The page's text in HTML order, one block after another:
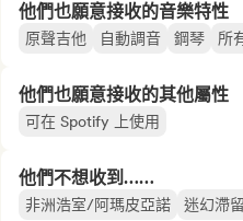
他們也願意接收的音樂特性
原聲吉他 自動調音 鋼琴 所
他們也願意接收的其他屬性
可在 Spotify 上使用
他們不想收到……
非洲浩室/阿瑪皮亞諾 迷幻滯留